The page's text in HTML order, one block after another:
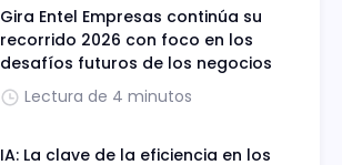
Gira Entel Empresas continúa su
recorrido 2026 con foco en los
desafíos futuros de los negocios
Lectura de 4 minutos
IA: La clave de la eficiencia en los